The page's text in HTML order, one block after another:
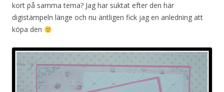
kort på samma tema? Jag har suktat efter den här
digistämpeln länge och nu äntligen fick jag en anledning att
köpa den